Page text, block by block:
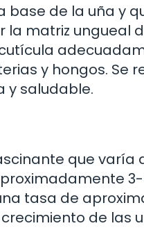
base de la uña y
matriz ungueal
y hongos. Se
y saludable.
que varía
tasa de
de las